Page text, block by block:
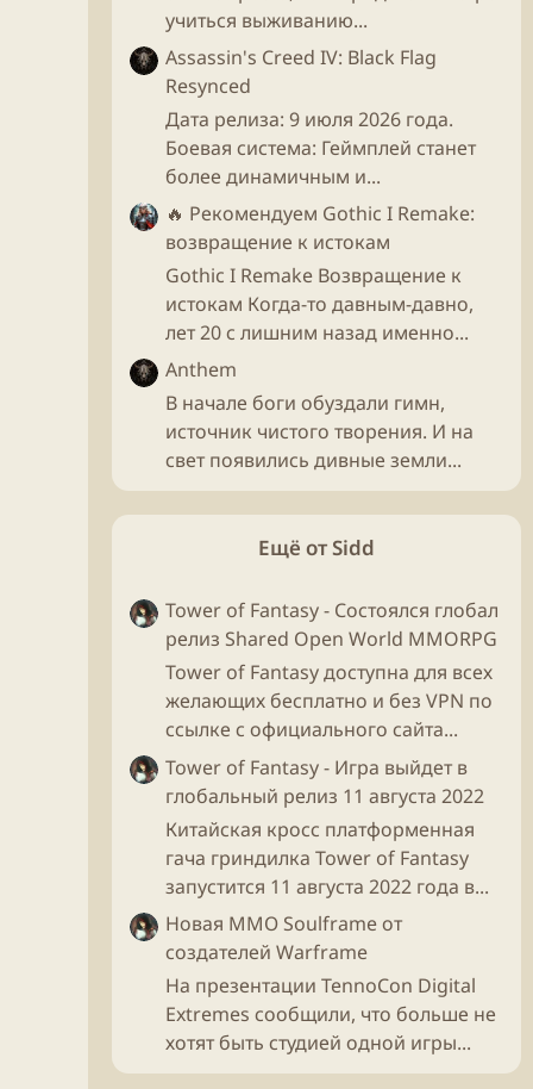
учиться выживанию...
Assassin's Creed IV: Black Flag
Resynced
Дата релиза: 9 июля 2026 года.
Боевая система: Геймплей станет
более динамичным и...
🔥 Рекомендуем Gothic I Remake:
возвращение к истокам
Gothic I Remake Возвращение к
истокам Когда-то давным-давно,
лет 20 с лишним назад именно...
Anthem
В начале боги обуздали гимн,
источник чистого творения. И на
свет появились дивные земли...
Ещё от Sidd
Tower of Fantasy - Состоялся глобал
релиз Shared Open World MMORPG
Tower of Fantasy доступна для всех
желающих бесплатно и без VPN по
ссылке с официального сайта...
Tower of Fantasy - Игра выйдет в
глобальный релиз 11 августа 2022
Китайская кросс платформенная
гача гриндилка Tower of Fantasy
запустится 11 августа 2022 года в...
Новая ММО Soulframe от
создателей Warframe
На презентации TennoCon Digital
Extremes сообщили, что больше не
хотят быть студией одной игры...